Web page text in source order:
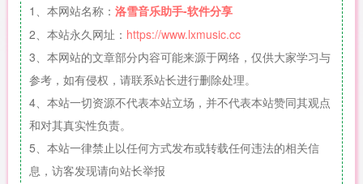
1、本网站名称： 洛雪音乐助手-软件分享
2、本站永久网址： https://www.lxmusic.cc
3、本网站的文章部分内容可能来源于网络，仅供大家学习与
参考，如有侵权，请联系站长进行删除处理。
4、本站一切资源不代表本站立场，并不代表本站赞同其观点
和对其真实性负责。
5、本站一律禁止以任何方式发布或转载任何违法的相关信
息，访客发现请向站长举报